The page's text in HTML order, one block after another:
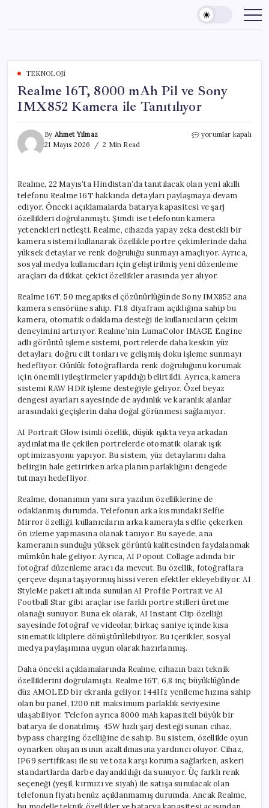
content
TEKNOLOJI
Realme 16T, 8000 mAh Pil ve Sony
IMX852 Kamera ile Tanıtılıyor
By Ahmet Yılmaz
21 Mayıs 2026
2 Min Read
Realme
ve
Sony
IMX852
Kamera
ile
Tanıtılıyor
için
yorumlar kapalı
Realme, 22 Mayıs’ta Hindistan’da tanıtılacak olan yeni akıllı
telefonu Realme 16T hakkında detayları paylaşmaya devam
ediyor. Önceki açıklamalarda batarya kapasitesi ve şarj
özellikleri doğrulanmıştı. Şimdi ise telefonun kamera
yetenekleri netleşti. Realme, cihazda yapay zeka destekli bir
kamera sistemi kullanarak özellikle portre çekimlerinde daha
yüksek detaylar ve renk doğruluğu sunmayı amaçlıyor. Ayrıca,
sosyal medya kullanıcıları için geliştirilmiş yeni düzenleme
araçları da dikkat çekici özellikler arasında yer alıyor.
Realme 16T, 50 megapiksel çözünürlüğünde Sony IMX852 ana
kamera sensörüne sahip. F1.8 diyafram açıklığına sahip bu
kamera, otomatik odaklama desteği ile kullanıcıların çekim
deneyimini artırıyor. Realme’nin LumaColor IMAGE Engine
adlı görüntü işleme sistemi, portrelerde daha keskin yüz
detayları, doğru cilt tonları ve gelişmiş doku işleme sunmayı
hedefliyor. Günlük fotoğraflarda renk doğruluğunu korumak
için önemli iyileştirmeler yapıldığı belirtildi. Ayrıca, kamera
sistemi RAW HDR işleme desteğiyle geliyor. Özel beyaz
dengesi ayarları sayesinde de aydınlık ve karanlık alanlar
arasındaki geçişlerin daha doğal görünmesi sağlanıyor.
AI Portrait Glow isimli özellik, düşük ışıkta veya arkadan
aydınlatma ile çekilen portrelerde otomatik olarak ışık
optimizasyonu yapıyor. Bu sistem, yüz detaylarını daha
belirgin hale getirirken arka planın parlaklığını dengede
tutmayı hedefliyor.
Realme, donanımın yanı sıra yazılım özelliklerine de
odaklanmış durumda. Telefonun arka kısmındaki Selfie
Mirror özelliği, kullanıcıların arka kamerayla selfie çekerken
ön izleme yapmasına olanak tanıyor. Bu sayede, ana
kameranın sunduğu yüksek görüntü kalitesinden faydalanmak
mümkün hale geliyor. Ayrıca, AI Popout Collage adında bir
fotoğraf düzenleme aracı da mevcut. Bu özellik, fotoğraflara
çerçeve dışına taşıyormuş hissi veren efektler ekleyebiliyor. AI
StyleMe paketi altında sunulan AI Profile Portrait ve AI
Football Star gibi araçlar ise farklı portre stilleri üretme
olanağı sunuyor. Buna ek olarak, AI Instant Clip özelliği
sayesinde fotoğraf ve videolar, birkaç saniye içinde kısa
sinematik kliplere dönüştürülebiliyor. Bu içerikler, sosyal
medya paylaşımına uygun olarak hazırlanmış.
Daha önceki açıklamalarında Realme, cihazın bazı teknik
özelliklerini doğrulamıştı. Realme 16T, 6,8 inç büyüklüğünde
düz AMOLED bir ekranla geliyor. 144Hz yenileme hızına sahip
olan bu panel, 1200 nit maksimum parlaklık seviyesine
ulaşabiliyor. Telefon ayrıca 8000 mAh kapasiteli büyük bir
batarya ile donatılmış. 45W hızlı şarj desteği sunan cihaz,
bypass charging özelliğine de sahip. Bu sistem, özellikle oyun
oynarken oluşan ısının azaltılmasına yardımcı oluyor. Cihaz,
IP69 sertifikası ile su ve toza karşı koruma sağlarken, askeri
standartlarda darbe dayanıklılığı da sunuyor. Üç farklı renk
seçeneği (yeşil, kırmızı ve siyah) ile satışa sunulacak olan
telefonun fiyatı henüz açıklanmamış durumda. Ancak Realme,